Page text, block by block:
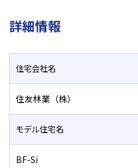
詳細情報
住宅会社名
住友林業（株）
モデル住宅名
BF-Si